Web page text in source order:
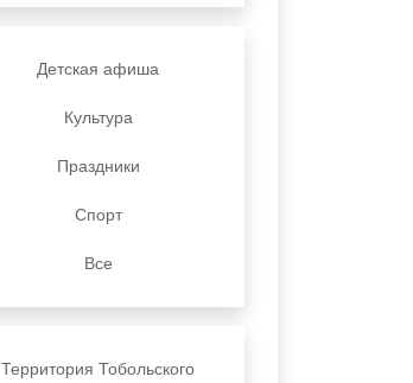
Детская афиша
Культура
Праздники
Спорт
Все
Территория Тобольского